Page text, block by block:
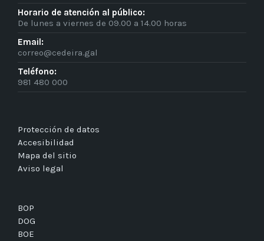
Horario de atención al público:
De lunes a viernes de 09.00 a 14.00 horas
Email:
correo@cedeira.gal
Teléfono:
981 480 000
Protección de datos
Accesibilidad
Mapa del sitio
Aviso legal
BOP
DOG
BOE